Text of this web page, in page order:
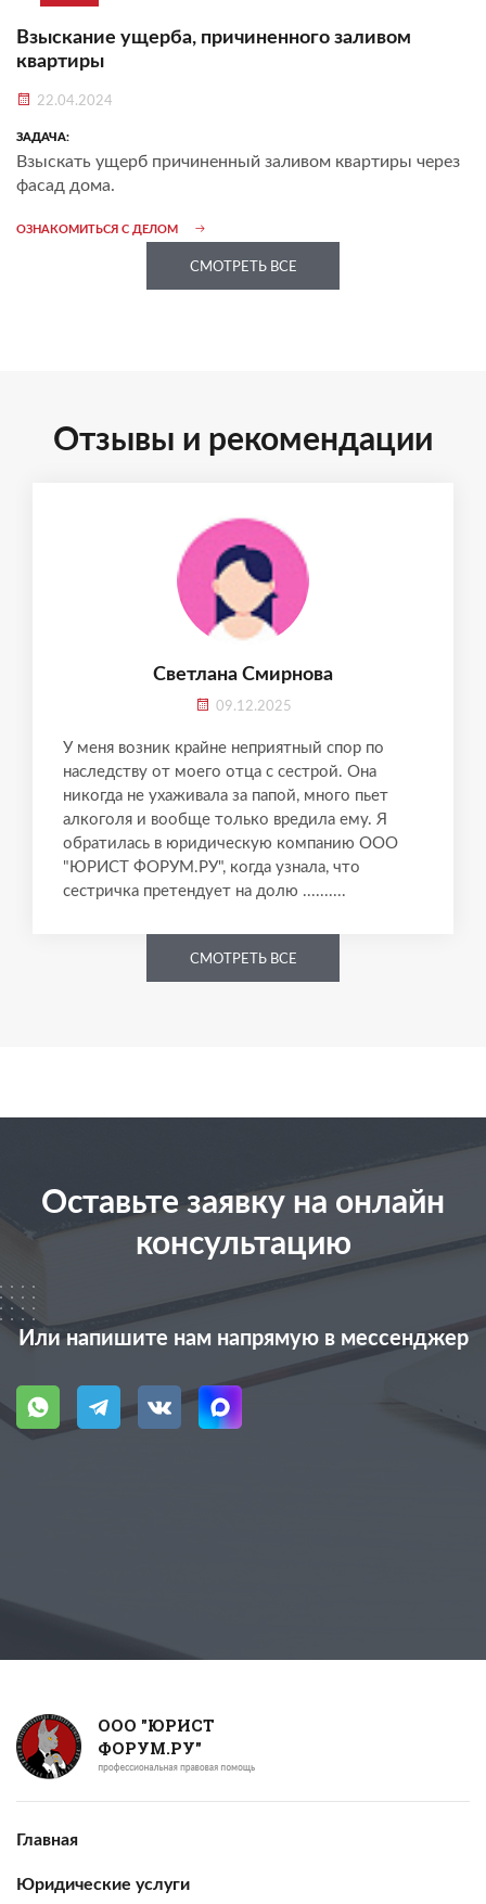
Взыскание ущерба, причиненного заливом
квартиры
22.04.2024
ЗАДАЧА:
Взыскать ущерб причиненный заливом квартиры через
фасад дома.
ОЗНАКОМИТЬСЯ С ДЕЛОМ
СМОТРЕТЬ ВСЕ
Отзывы и рекомендации
У меня возник крайне неприятный спор по
наследству от моего отца с сестрой. Она
никогда не ухаживала за папой, много пьет
алкоголя и вообще только вредила ему. Я
обратилась в юридическую компанию ООО
"ЮРИСТ ФОРУМ.РУ", когда узнала, что
сестричка претендует на долю ..........
Светлана Смирнова
09.12.2025
СМОТРЕТЬ ВСЕ
Оставьте заявку на онлайн
консультацию
Или напишите нам напрямую в мессенджер
ООО "ЮРИСТ
ФОРУМ.РУ"
Главная
Юридические услуги